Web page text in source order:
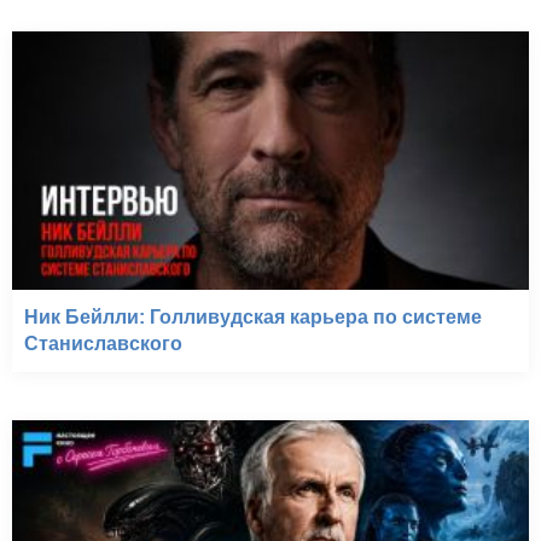
Ник Бейлли: Голливудская карьера по системе
Станиславского